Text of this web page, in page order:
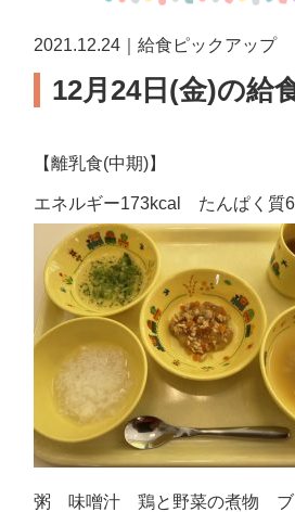
2021.12.24｜給食ピックアップ
12月24日(金)の給
【離乳食(中期)】
エネルギー173kcal たんぱく質
粥 味噌汁 鶏と野菜の煮物 ブ